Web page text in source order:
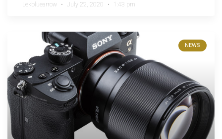
Lekbluearrow July 22, 2020 1:43 pm
NEWS